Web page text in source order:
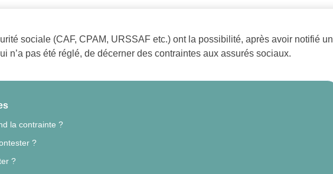
sociale (CAF, CPAM, URSSAF etc.) ont la possibilité, après avoir notifié un
n’a pas été réglé, de décerner des contraintes aux assurés sociaux.
la contrainte ?
?
?